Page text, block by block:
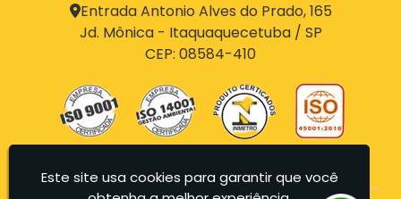
Entrada Antonio Alves do Prado, 165
Jd. Mônica - Itaquaquecetuba / SP
CEP: 08584-410
Este site usa cookies para garantir que você